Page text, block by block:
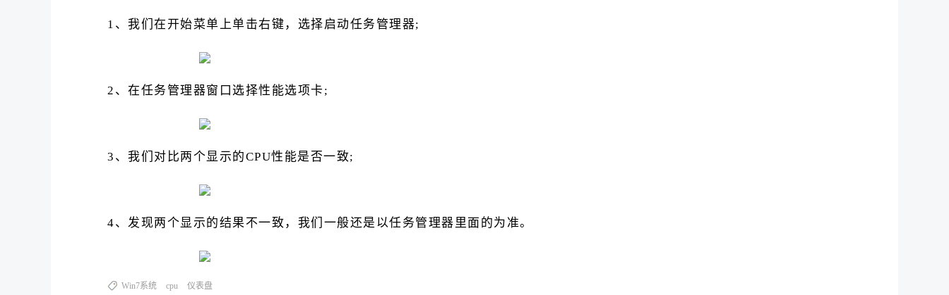
1、我们在开始菜单上单击右键，选择启动任务管理器;
2、在任务管理器窗口选择性能选项卡;
3、我们对比两个显示的CPU性能是否一致;
4、发现两个显示的结果不一致，我们一般还是以任务管理器里面的为准。
Win7系统 cpu 仪表盘